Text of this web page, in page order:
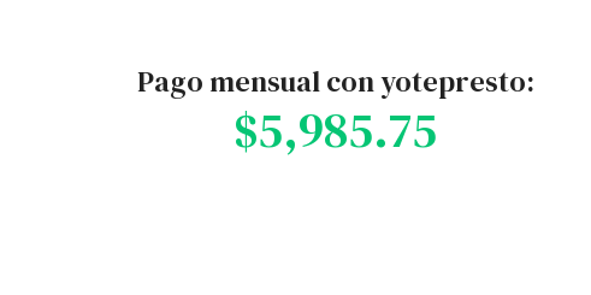
Pago mensual con yotepresto:
$5,985.75